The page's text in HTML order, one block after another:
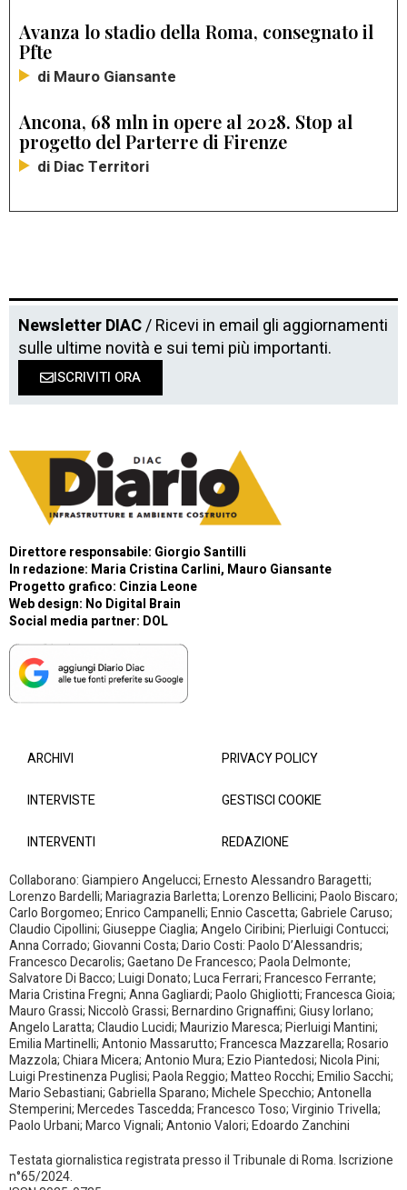
Avanza lo stadio della Roma, consegnato il
Pfte
di Mauro Giansante
Ancona, 68 mln in opere al 2028. Stop al
progetto del Parterre di Firenze
di Diac Territori
Newsletter DIAC/ Ricevi in email gli aggiornamenti
sulle ultime novità e sui temi più importanti.
ISCRIVITI ORA
Direttore responsabile: Giorgio Santilli
In redazione: Maria Cristina Carlini, Mauro Giansante
Progetto grafico: Cinzia Leone
Web design: No Digital Brain
Social media partner: DOL
ARCHIVI
INTERVISTE
INTERVENTI
PRIVACY POLICY
GESTISCI COOKIE
REDAZIONE
Collaborano: Giampiero Angelucci; Ernesto Alessandro Baragetti;
Lorenzo Bardelli; Mariagrazia Barletta; Lorenzo Bellicini; Paolo Biscaro;
Carlo Borgomeo; Enrico Campanelli; Ennio Cascetta; Gabriele Caruso;
Claudio Cipollini; Giuseppe Ciaglia; Angelo Ciribini; Pierluigi Contucci;
Anna Corrado; Giovanni Costa; Dario Costi: Paolo D’Alessandris;
Francesco Decarolis; Gaetano De Francesco; Paola Delmonte;
Salvatore Di Bacco; Luigi Donato; Luca Ferrari; Francesco Ferrante;
Maria Cristina Fregni; Anna Gagliardi; Paolo Ghigliotti; Francesca Gioia;
Mauro Grassi; Niccolò Grassi; Bernardino Grignaffini; Giusy Iorlano;
Angelo Laratta; Claudio Lucidi; Maurizio Maresca; Pierluigi Mantini;
Emilia Martinelli; Antonio Massarutto; Francesca Mazzarella; Rosario
Mazzola; Chiara Micera; Antonio Mura; Ezio Piantedosi; Nicola Pini;
Luigi Prestinenza Puglisi; Paola Reggio; Matteo Rocchi; Emilio Sacchi;
Mario Sebastiani; Gabriella Sparano; Michele Specchio; Antonella
Stemperini; Mercedes Tascedda; Francesco Toso; Virginio Trivella;
Paolo Urbani; Marco Vignali; Antonio Valori; Edoardo Zanchini
Testata giornalistica registrata presso il Tribunale di Roma. Iscrizione
n°65/2024.